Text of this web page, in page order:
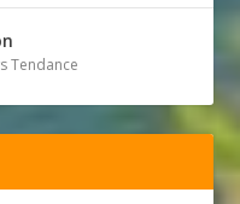
Tendance